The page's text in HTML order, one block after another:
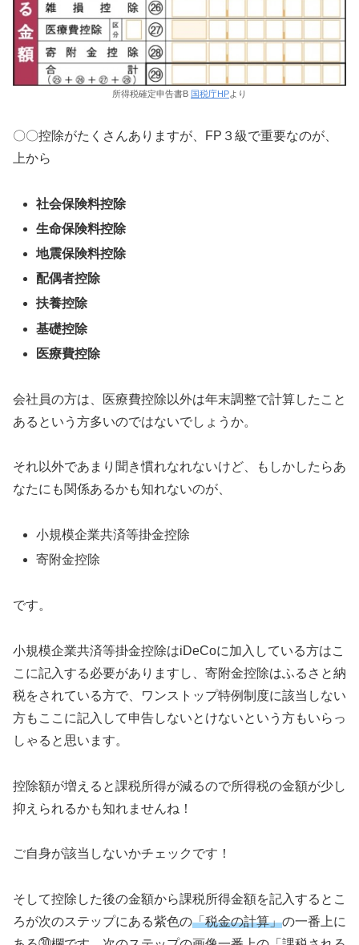
所得税確定申告書B 国税庁HPより
〇〇控除がたくさんありますが、FP３級で重要なのが、
上から
社会保険料控除
生命保険料控除
地震保険料控除
配偶者控除
扶養控除
基礎控除
医療費控除
会社員の方は、医療費控除以外は年末調整で計算したこと
あるという方多いのではないでしょうか。
それ以外であまり聞き慣れなれないけど、もしかしたらあ
なたにも関係あるかも知れないのが、
小規模企業共済等掛金控除
寄附金控除
です。
小規模企業共済等掛金控除はiDeCoに加入している方はこ
こに記入する必要がありますし、寄附金控除はふるさと納
税をされている方で、ワンストップ特例制度に該当しない
方もここに記入して申告しないとけないという方もいらっ
しゃると思います。
控除額が増えると課税所得が減るので所得税の金額が少し
抑えられるかも知れませんね！
ご自身が該当しないかチェックです！
そして控除した後の金額から課税所得金額を記入するとこ
ろが次のステップにある紫色の「税金の計算」の一番上に